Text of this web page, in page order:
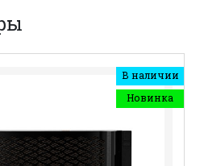
В наличии
Новинка